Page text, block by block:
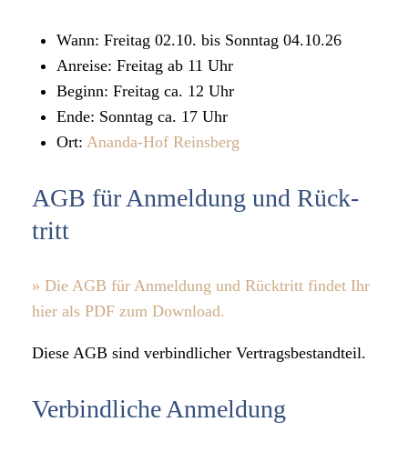
Wann: Frei­tag 02.10. bis Sonn­tag 04.10.26
Anreise: Frei­tag ab 11 Uhr
Beginn: Frei­tag ca. 12 Uhr
Ende: Sonn­tag ca. 17 Uhr
Ort: Ananda-Hof Reins­berg
AGB für Anmel­dung und Rück­
tritt
» Die AGB für Anmel­dung und Rück­tritt fin­det Ihr
hier als PDF zum Down­load.
Diese AGB sind ver­bind­li­cher Ver­trags­be­stand­teil.
Ver­bind­li­che Anmel­dung